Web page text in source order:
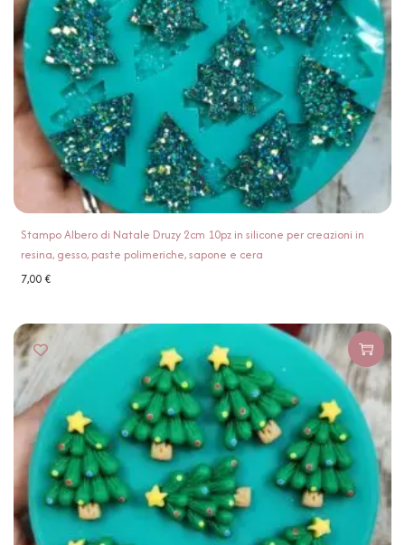
Stampo Albero di Natale Druzy 2cm 10pz in silicone per creazioni in
resina, gesso, paste polimeriche, sapone e cera
7,00€